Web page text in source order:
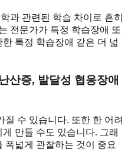
과 관련된 학습 차이로 흔히
전문가가 특정 학습장애 또
특정 학습장애 같은 더 넓
산증, 발달성 협응장애
질 수 있습니다. 또한 한 어려
만들 수도 있습니다. 그래
폭넓게 관찰하는 것이 중요